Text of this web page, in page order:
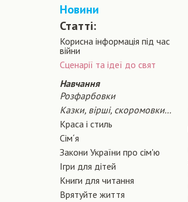
Новини
Статті:
Корисна інформація під час
війни
Сценарiї та iдеї до свят
Навчання
Розфарбовки
Казки, вірші, скоромовки...
Краса і стиль
Сiм´я
Закони України про сiм'ю
Ігри для дітей
Книги для читання
Врятуйте життя